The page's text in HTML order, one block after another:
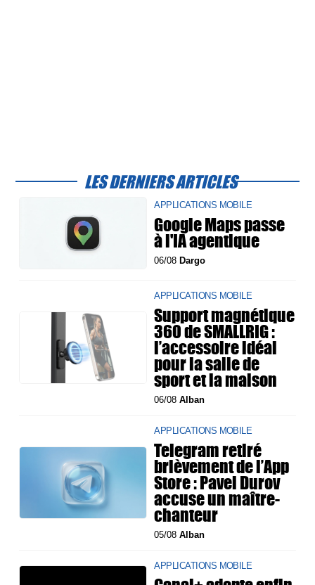
LES DERNIERS ARTICLES
APPLICATIONS MOBILE
Google Maps passe
à l'IA agentique
06/08 Dargo
APPLICATIONS MOBILE
Support magnétique
360 de SMALLRIG :
l’accessoire idéal
pour la salle de
sport et la maison
06/08Alban
APPLICATIONS MOBILE
Telegram retiré
brièvement de l’App
Store : Pavel Durov
accuse un maître-
chanteur
05/08Alban
APPLICATIONS MOBILE